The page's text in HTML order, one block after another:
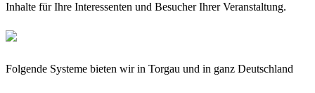
Inhalte für Ihre Interessenten und Besucher Ihrer Veranstaltung.
Folgende Systeme bieten wir in Torgau und in ganz Deutschland